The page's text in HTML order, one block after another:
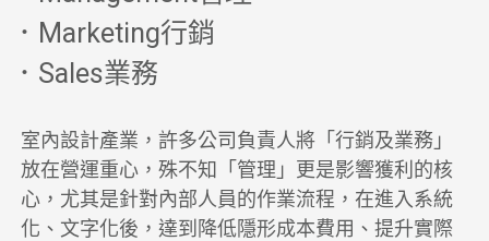
．Marketing行銷
．Sales業務
室內設計產業，許多公司負責人將「行銷及業務」
放在營運重心，殊不知「管理」更是影響獲利的核
心，尤其是針對內部人員的作業流程，在進入系統
化、文字化後，達到降低隱形成本費用、提升實際